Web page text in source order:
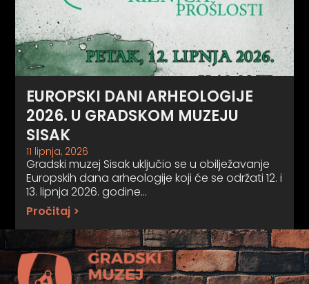
EUROPSKI DANI ARHEOLOGIJE
2026. U GRADSKOM MUZEJU
SISAK
11 lipnja, 2026
Gradski muzej Sisak uključio se u obilježavanje
Europskih dana arheologije koji će se održati 12. i
13. lipnja 2026. godine…
Pročitaj >